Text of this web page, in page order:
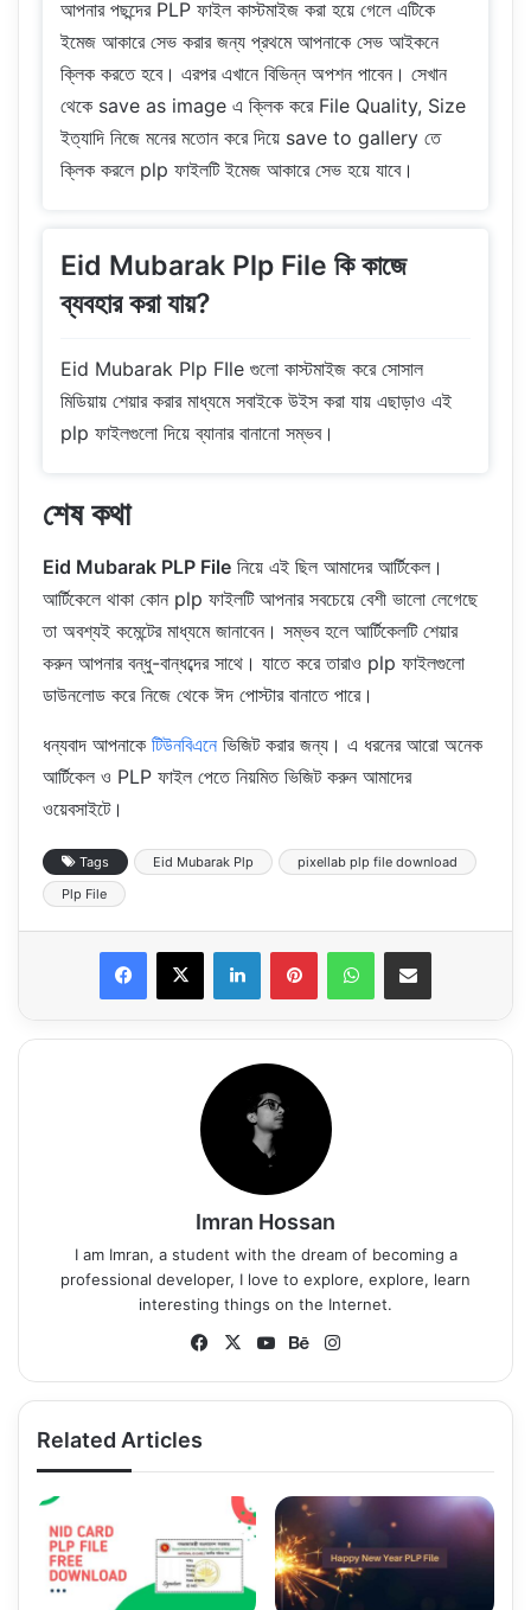
আপনার পছন্দের PLP ফাইল কাস্টমাইজ করা হয়ে গেলে এটিকে
ইমেজ আকারে সেভ করার জন্য প্রথমে আপনাকে সেভ আইকনে
ক্লিক করতে হবে। এরপর এখানে বিভিন্ন অপশন পাবেন। সেখান
থেকে save as image এ ক্লিক করে File Quality, Size
ইত্যাদি নিজে মনের মতোন করে দিয়ে save to gallery তে
ক্লিক করলে plp ফাইলটি ইমেজ আকারে সেভ হয়ে যাবে।
Eid Mubarak Plp File কি কাজে
ব্যবহার করা যায়?
Eid Mubarak Plp FIle গুলো কাস্টমাইজ করে সোসাল
মিডিয়ায় শেয়ার করার মাধ্যমে সবাইকে উইস করা যায় এছাড়াও এই
plp ফাইলগুলো দিয়ে ব্যানার বানানো সম্ভব।
শেষ কথা
Eid Mubarak PLP File নিয়ে এই ছিল আমাদের আর্টিকেল।
আর্টিকেলে থাকা কোন plp ফাইলটি আপনার সবচেয়ে বেশী ভালো লেগেছে
তা অবশ্যই কমেন্টের মাধ্যমে জানাবেন। সম্ভব হলে আর্টিকেলটি শেয়ার
করুন আপনার বন্ধু-বান্ধব্দের সাথে। যাতে করে তারাও plp ফাইলগুলো
ডাউনলোড করে নিজে থেকে ঈদ পোস্টার বানাতে পারে।
ধন্যবাদ আপনাকে টিউনবিএনে ভিজিট করার জন্য। এ ধরনের আরো অনেক
আর্টিকেল ও PLP ফাইল পেতে নিয়মিত ভিজিট করুন আমাদের
ওয়েবসাইটে।
Tags Eid Mubarak Plp
pixellab plp file download
Plp File
Imran Hossan
I am Imran, a student with the dream of becoming a
professional developer, I love to explore, explore, learn
interesting things on the Internet.
Fa
bo
X
Yo
ub
Be
nc
ra
Related Articles